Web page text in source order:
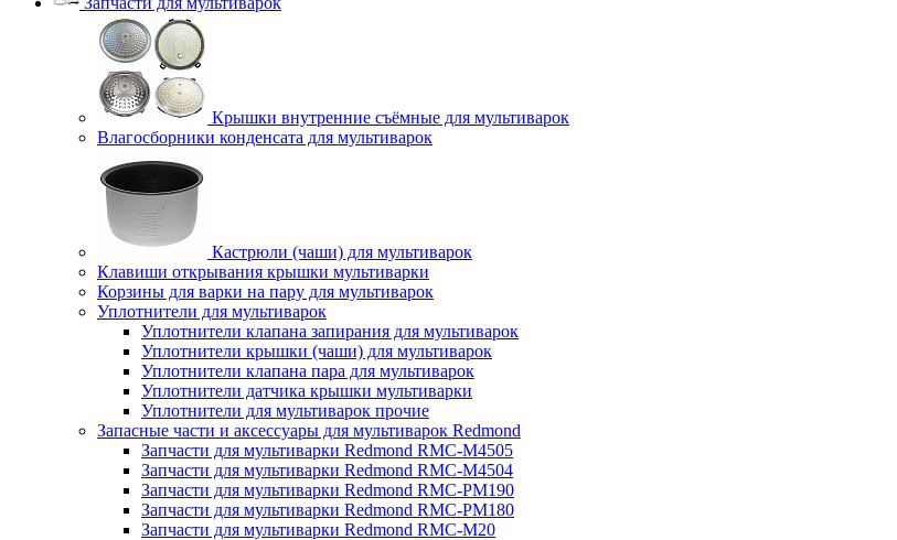
Крышки внутренние съёмные для мультиварок
Влагосборники конденсата для мультиварок
Кастрюли (чаши) для мультиварок
Клавиши открывания крышки мультиварки
Корзины для варки на пару для мультиварок
Уплотнители для мультиварок
Уплотнители клапана запирания для мультиварок
Уплотнители крышки (чаши) для мультиварок
Уплотнители клапана пара для мультиварок
Уплотнители датчика крышки мультиварки
Уплотнители для мультиварок прочие
Запасные части и аксессуары для мультиварок Redmond
Запчасти для мультиварки Redmond RMC-M4505
Запчасти для мультиварки Redmond RMC-M4504
Запчасти для мультиварки Redmond RMC-PM190
Запчасти для мультиварки Redmond RMC-PM180
Запчасти для мультиварки Redmond RMC-M20